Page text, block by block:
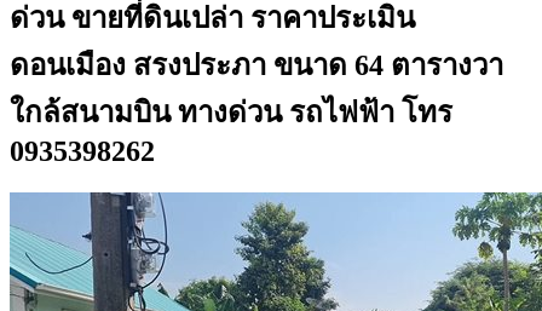
ด่วน ขายที่ดินเปล่า ราคาประเมิน
ดอนเมือง สรงประภา ขนาด 64 ตารางวา
ใกล้สนามบิน ทางด่วน รถไฟฟ้า โทร
0935398262